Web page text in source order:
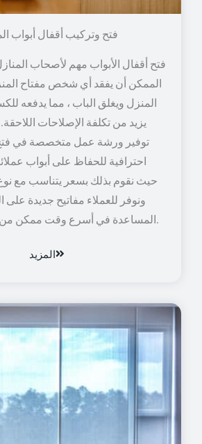
فتح وتركيب أقفال أبواب
فتح أقفال الأبواب مهم لأصحاب
الممكن أن يفقد أي شخص مفتاح
المنزل ويغلق الباب ، مما يدفعه
يزيد من تكلفة الإصلاحات
توفير ورشة عمل متخصصة في فتح
احترافية للحفاظ على أبواب
حيث نقوم بذلك بسعر يتناسب مع
ونوفر للعملاء مفاتيح جديدة على
المساعدة في أسرع وقت ممكن من قبل الفنيين لدينا.
المزيد